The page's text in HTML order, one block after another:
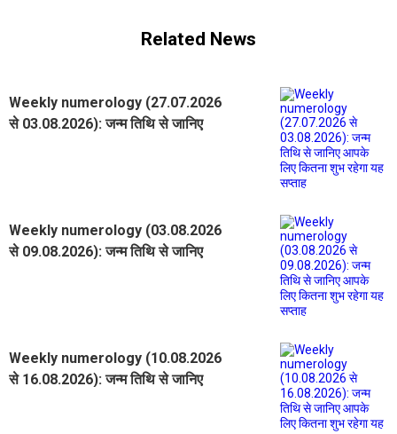
Related News
Weekly numerology (27.07.2026
से 03.08.2026): जन्म तिथि से जानिए
Weekly numerology (03.08.2026
से 09.08.2026): जन्म तिथि से जानिए
Weekly numerology (10.08.2026
से 16.08.2026): जन्म तिथि से जानिए